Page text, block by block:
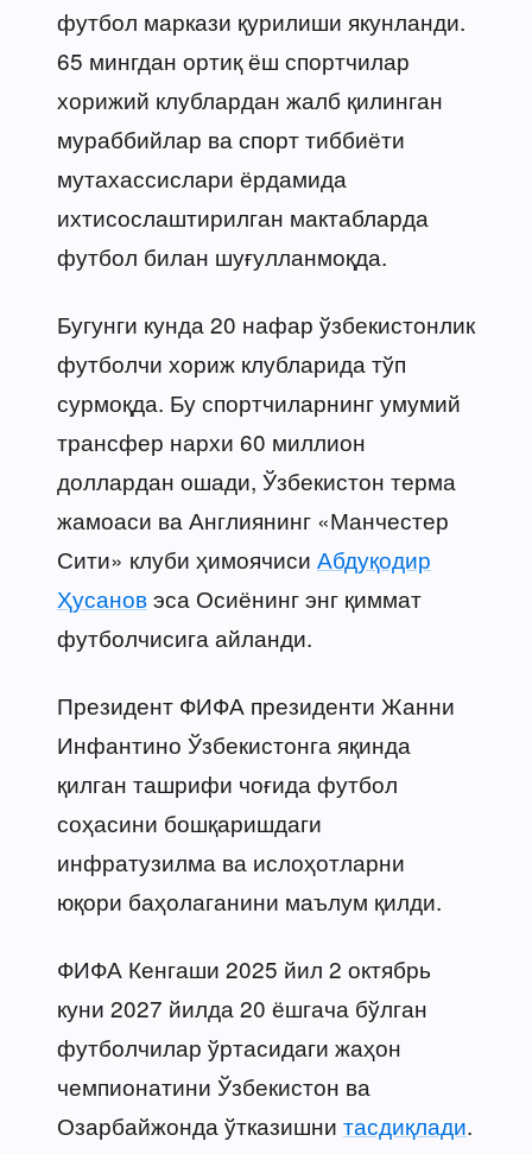
футбол маркази қурилиши якунланди.
65 мингдан ортиқ ёш спортчилар
хорижий клублардан жалб қилинган
мураббийлар ва спорт тиббиёти
мутахассислари ёрдамида
ихтисослаштирилган мактабларда
футбол билан шуғулланмоқда.
Бугунги кунда 20 нафар ўзбекистонлик
футболчи хориж клубларида тўп
сурмоқда. Бу спортчиларнинг умумий
трансфер нархи 60 миллион
доллардан ошади, Ўзбекистон терма
жамоаси ва Англиянинг «Манчестер
Сити» клуби ҳимоячиси Абдуқодир
Ҳусановэса Осиёнинг энг қиммат
футболчисига айланди.
Президент ФИФА президенти Жанни
Инфантино Ўзбекистонга яқинда
қилган ташрифи чоғида футбол
соҳасини бошқаришдаги
инфратузилма ва ислоҳотларни
юқори баҳолаганини маълум қилди.
ФИФА Кенгаши 2025 йил 2 октябрь
куни 2027 йилда 20 ёшгача бўлган
футболчилар ўртасидаги жаҳон
чемпионатини Ўзбекистон ва
Озарбайжонда ўтказишни тасдиқлади.